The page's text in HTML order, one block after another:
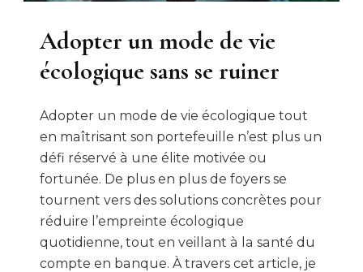
Adopter un mode de vie
écologique sans se ruiner
Adopter un mode de vie écologique tout
en maîtrisant son portefeuille n’est plus un
défi réservé à une élite motivée ou
fortunée. De plus en plus de foyers se
tournent vers des solutions concrètes pour
réduire l’empreinte écologique
quotidienne, tout en veillant à la santé du
compte en banque. À travers cet article, je